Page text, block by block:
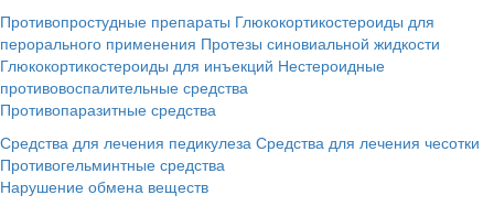
Противопростудные препараты Глюкокортикостероиды для
перорального применения Протезы синовиальной жидкости
Глюкокортикостероиды для инъекций Нестероидные
противовоспалительные средства
Противопаразитные средства
Средства для лечения педикулеза Средства для лечения чесотки
Противогельминтные средства
Нарушение обмена веществ